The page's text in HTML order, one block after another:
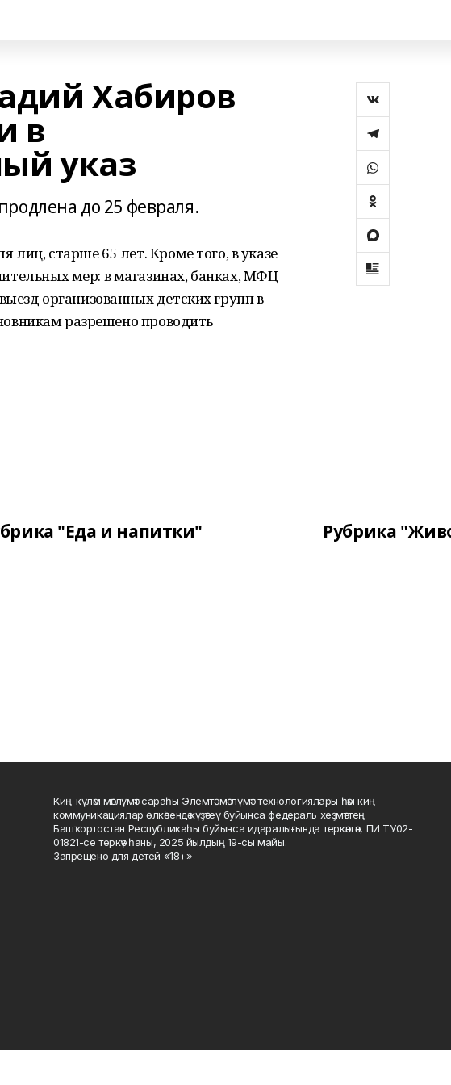
Хабиров
в
указ
до 25 февраля.
старше 65 лет. Кроме того, в указе
мер: в магазинах, банках, МФЦ
организованных детских групп в
разрешено проводить
"Еда и напитки" Рубрика
Киң-күләм мәғлүмәт сараһы Элемтә, мәғлүмәт технологиялары һәм киң
коммуникациялар өлкәһендә күҙәтеү буйынса федераль хеҙмәттең
Башҡортостан Республикаһы буйынса идаралығында теркәлгән, ПИ ТУ02-
01821-се теркәү һаны, 2025 йылдың 19-сы майы.
Запрещено для детей «18+»